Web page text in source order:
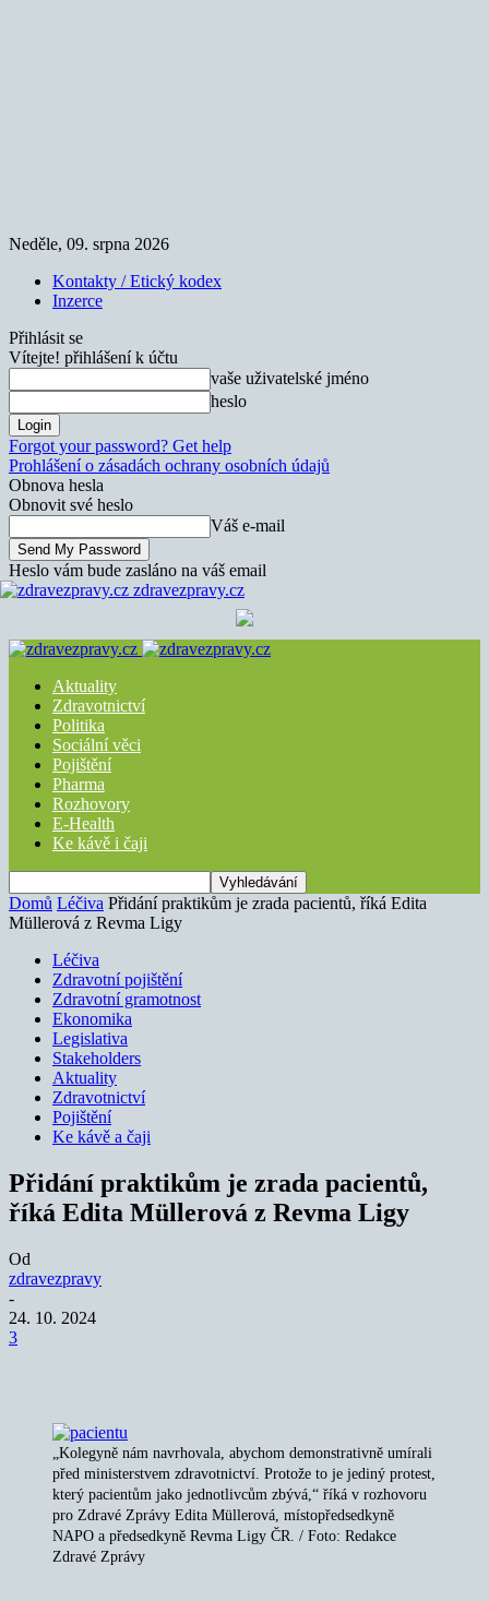
Neděle, 09. srpna 2026
Kontakty / Etický kodex
Inzerce
Přihlásit se
Vítejte! přihlášení k účtu
vaše uživatelské jméno
heslo
Forgot your password? Get help
Prohlášení o zásadách ochrany osobních údajů
Obnova hesla
Obnovit své heslo
Váš e-mail
Heslo vám bude zasláno na váš email
zdravezpravy.cz
Aktuality
Zdravotnictví
Politika
Sociální věci
Pojištění
Pharma
Rozhovory
E-Health
Ke kávě i čaji
Domů Léčiva Přidání praktikům je zrada pacientů, říká Edita
Müllerová z Revma Ligy
Léčiva
Zdravotní pojištění
Zdravotní gramotnost
Ekonomika
Legislativa
Stakeholders
Aktuality
Zdravotnictví
Pojištění
Ke kávě a čaji
Přidání praktikům je zrada pacientů,
říká Edita Müllerová z Revma Ligy
Od
zdravezpravy
-
24. 10. 2024
3
„Kolegyně nám navrhovala, abychom demonstrativně umírali
před ministerstvem zdravotnictví. Protože to je jediný protest,
který pacientům jako jednotlivcům zbývá,“ říká v rozhovoru
pro Zdravé Zprávy Edita Müllerová, místopředsedkyně
NAPO a předsedkyně Revma Ligy ČR. / Foto: Redakce
Zdravé Zprávy